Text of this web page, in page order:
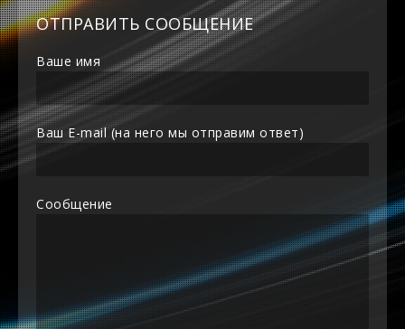
ОТПРАВИТЬ СООБЩЕНИЕ
Ваше имя
Ваш E-mail (на него мы отправим ответ)
Сообщение